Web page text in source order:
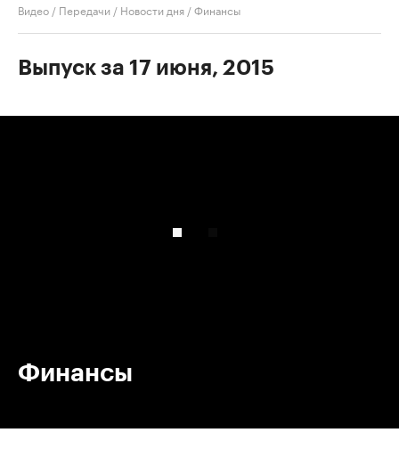
Видео / Передачи / Новости дня /Финансы
Выпуск за 17 июня, 2015
Финансы